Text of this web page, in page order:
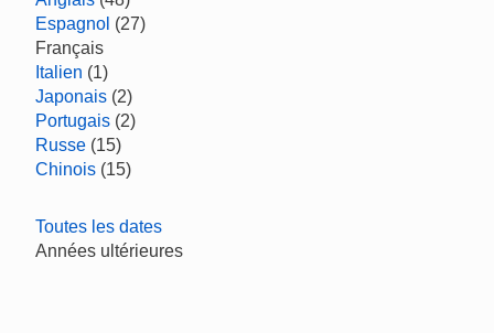
Espagnol (27)
Français
Italien (1)
Japonais (2)
Portugais (2)
Russe (15)
Chinois (15)
Toutes les dates
Années ultérieures